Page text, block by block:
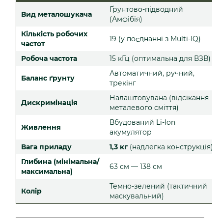
Вид металошукача
Ґрунтово-підводний
(Амфібія)
Кількість робочих
частот
19 (у поєднанні з Multi-IQ)
Робоча частота 15 кГц (оптимальна для ВЗВ)
Баланс ґрунту
Автоматичний, ручний,
трекінг
Дискримінація
Налаштовувана (відсікання
металевого сміття)
Живлення
Вбудований Li-Ion
акумулятор
Вага приладу
1,3 кг (надлегка конструкція)
Глибина (мінімальна/
максимальна)
63 см — 138 см
Колір
Темно-зелений (тактичний
маскувальний)